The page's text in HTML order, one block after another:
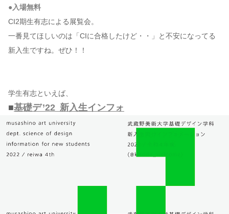
●入場無料
CI2期生有志による展覧会。
一番見てほしいのは「CIに合格したけど・・」と不安になってる
新入生ですね。ぜひ！！
学生有志といえば、
■基礎デ ’22 新入生インフォ